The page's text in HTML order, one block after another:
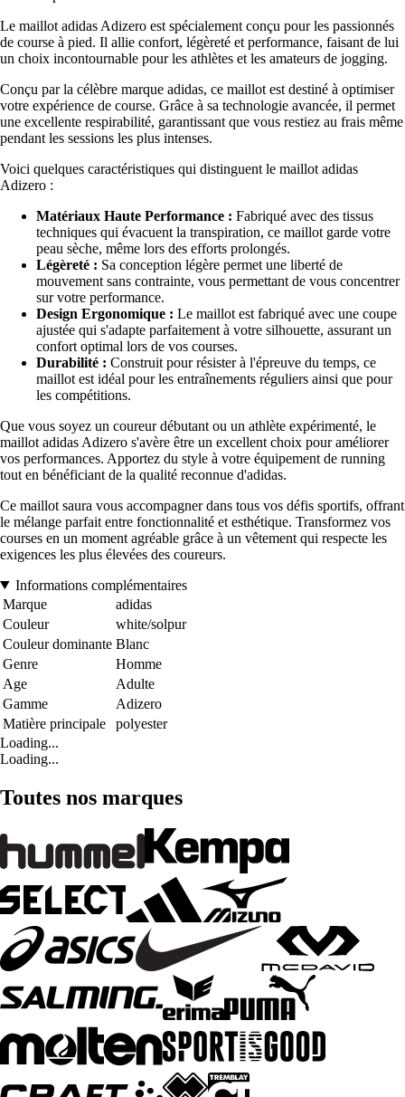
Le maillot adidas Adizero est spécialement conçu pour les passionnés
de course à pied. Il allie confort, légèreté et performance, faisant de lui
un choix incontournable pour les athlètes et les amateurs de jogging.
Conçu par la célèbre marque adidas, ce maillot est destiné à optimiser
votre expérience de course. Grâce à sa technologie avancée, il permet
une excellente respirabilité, garantissant que vous restiez au frais même
pendant les sessions les plus intenses.
Voici quelques caractéristiques qui distinguent le maillot adidas
Adizero :
Matériaux Haute Performance : Fabriqué avec des tissus
techniques qui évacuent la transpiration, ce maillot garde votre
peau sèche, même lors des efforts prolongés.
Légèreté : Sa conception légère permet une liberté de
mouvement sans contrainte, vous permettant de vous concentrer
sur votre performance.
Design Ergonomique : Le maillot est fabriqué avec une coupe
ajustée qui s'adapte parfaitement à votre silhouette, assurant un
confort optimal lors de vos courses.
Durabilité : Construit pour résister à l'épreuve du temps, ce
maillot est idéal pour les entraînements réguliers ainsi que pour
les compétitions.
Que vous soyez un coureur débutant ou un athlète expérimenté, le
maillot adidas Adizero s'avère être un excellent choix pour améliorer
vos performances. Apportez du style à votre équipement de running
tout en bénéficiant de la qualité reconnue d'adidas.
Ce maillot saura vous accompagner dans tous vos défis sportifs, offrant
le mélange parfait entre fonctionnalité et esthétique. Transformez vos
courses en un moment agréable grâce à un vêtement qui respecte les
exigences les plus élevées des coureurs.
Informations complémentaires
Marque
adidas
Couleur
white/solpur
Couleur dominante Blanc
Genre
Homme
Age
Adulte
Gamme
Adizero
Matière principale
polyester
Loading...
Loading...
Toutes nos marques